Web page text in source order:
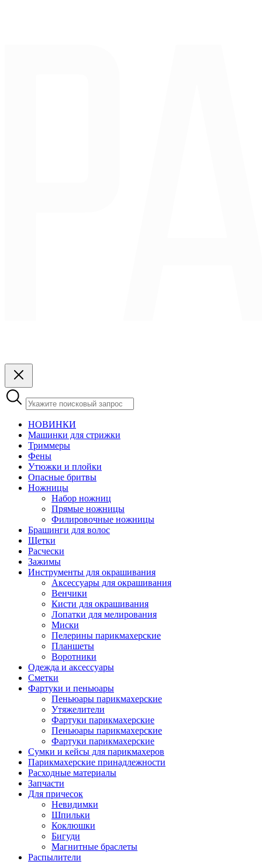
НОВИНКИ
Машинки для стрижки
Триммеры
Фены
Утюжки и плойки
Опасные бритвы
Ножницы
Набор ножниц
Прямые ножницы
Филировочные ножницы
Брашинги для волос
Щетки
Расчески
Зажимы
Инструменты для окрашивания
Аксессуары для окрашивания
Венчики
Кисти для окрашивания
Лопатки для мелирования
Миски
Пелерины парикмахерские
Планшеты
Воротники
Одежда и аксессуары
Сметки
Фартуки и пеньюары
Пеньюары парикмахерские
Утяжелители
Фартуки парикмахерские
Пеньюары парикмахерские
Фартуки парикмахерские
Сумки и кейсы для парикмахеров
Парикмахерские принадлежности
Расходные материалы
Запчасти
Для причесок
Невидимки
Шпильки
Коклюшки
Бигуди
Магнитные браслеты
Распылители